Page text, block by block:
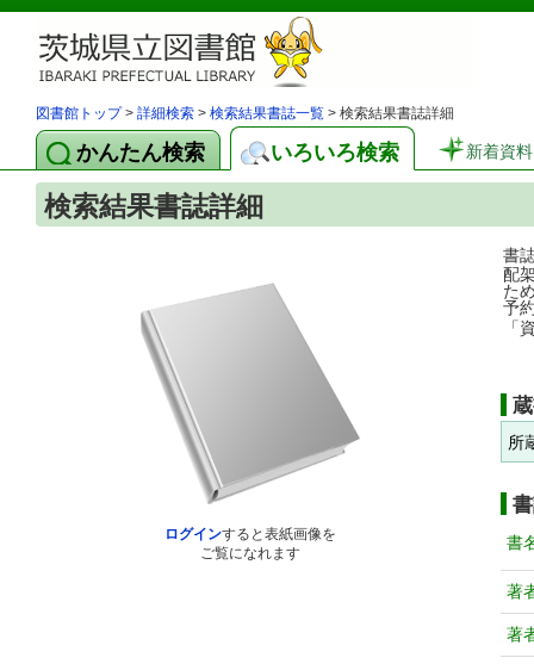
図書館トップ> 詳細検索 > 検索結果書誌一覧 > 検索結果書誌詳細
かんたん検索 いろいろ検索 新着資料
検索結果書誌詳細
ログインすると表紙画像を
ご覧になれます
書
配
た
予
「
所
書
著
著